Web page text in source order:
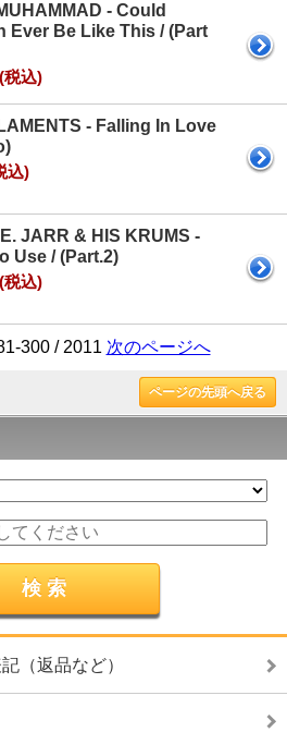
- Could
Ever Be Like This / (Part
税込)
- Falling In Love
込)
JARR & HIS KRUMS -
Use / (Part.2)
税込)
300 / 2011 次のページへ
ページの先頭へ戻る
（返品など）